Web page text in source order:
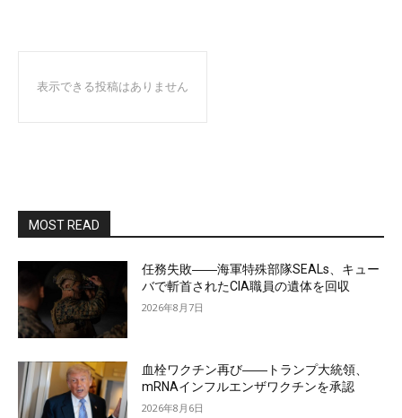
表示できる投稿はありません
MOST READ
任務失敗――海軍特殊部隊SEALs、キュー
バで斬首されたCIA職員の遺体を回収
2026年8月7日
血栓ワクチン再び――トランプ大統領、
mRNAインフルエンザワクチンを承認
2026年8月6日